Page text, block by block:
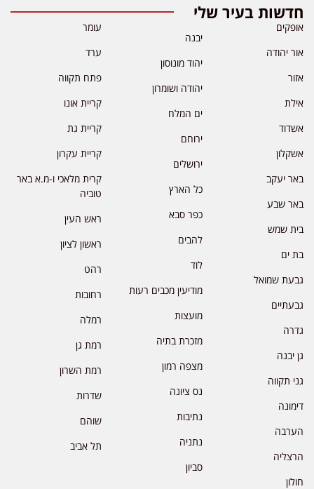
חדשות בעיר שלי
אופקים
אור יהודה
אזור
אילת
אשדוד
אשקלון
באר יעקב
באר שבע
בית שמש
בת ים
גבעת שמואל
גבעתיים
גדרה
גן יבנה
גני תקווה
דימונה
הערבה
הרצליה
חולון
יבנה
יהוד מונוסון
יהודה ושומרון
ים המלח
ירוחם
ירושלים
כל הארץ
כפר סבא
להבים
לוד
מודיעין מכבים רעות
מועצות
מזכרת בתיה
מצפה רמון
נס ציונה
נתיבות
נתניה
סביון
עומר
ערד
פתח תקווה
קריית אונו
קריית גת
קריית עקרון
קרית מלאכי ו-מ.א באר
טוביה
ראש העין
ראשון לציון
רהט
רחובות
רמלה
רמת גן
רמת השרון
שדרות
שוהם
תל אביב